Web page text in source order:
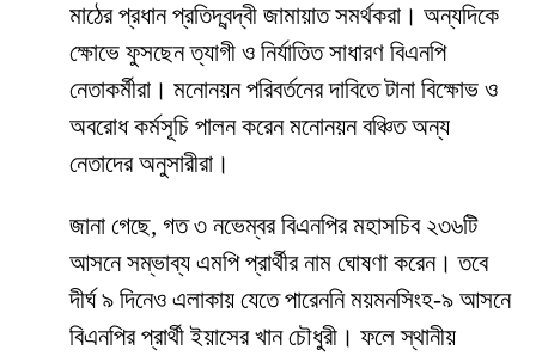
মাঠের প্রধান প্রতিদ্বন্দ্বী জামায়াত সমর্থকরা। অন্যদিকে
ক্ষোভে ফুসছেন ত্যাগী ও নির্যাতিত সাধারণ বিএনপি
নেতাকর্মীরা। মনোনয়ন পরিবর্তনের দাবিতে টানা বিক্ষোভ ও
অবরোধ কর্মসূচি পালন করেন মনোনয়ন বঞ্চিত অন্য
নেতাদের অনুসারীরা।
জানা গেছে, গত ৩ নভেম্বর বিএনপির মহাসচিব ২৩৬টি
আসনে সম্ভাব্য এমপি প্রার্থীর নাম ঘোষণা করেন। তবে
দীর্ঘ ৯ দিনেও এলাকায় যেতে পারেননি ময়মনসিংহ-৯ আসনে
বিএনপির প্রার্থী ইয়াসের খান চৌধুরী। ফলে স্থানীয়